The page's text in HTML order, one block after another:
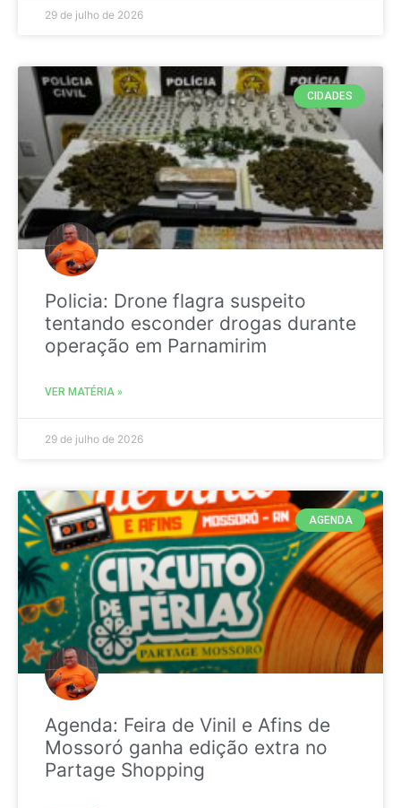
29 de julho de 2026
CIDADES
Policia: Drone flagra suspeito
tentando esconder drogas durante
operação em Parnamirim
VER MATÉRIA »
29 de julho de 2026
AGENDA
Agenda: Feira de Vinil e Afins de
Mossoró ganha edição extra no
Partage Shopping